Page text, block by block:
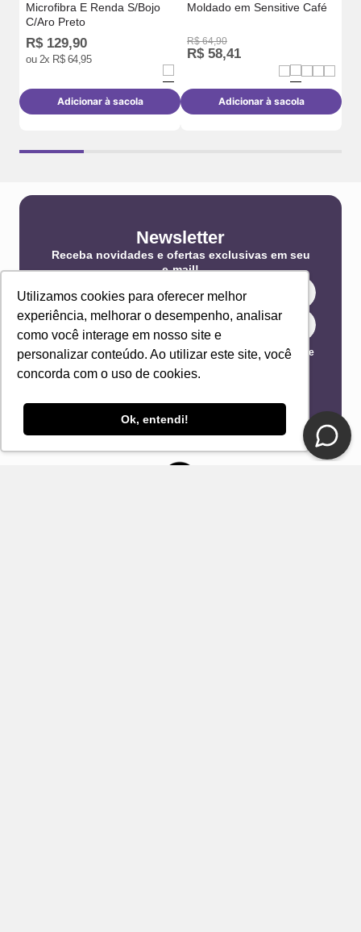
Utilizamos cookies para oferecer melhor
experiência, melhorar o desempenho, analisar
como você interage em nosso site e
personalizar conteúdo. Ao utilizar este site, você
concorda com o uso de cookies.
Ok, entendi!
Microfibra E Renda S/Bojo
C/Aro Preto
R$ 129,90
ou 2x R$ 64,95
Adicionar à sacola
Moldado em Sensitive Café
R$ 64,90
R$ 58,41
Adicionar à sacola
Newsletter
Receba novidades e ofertas exclusivas em seu
e-mail!
Eu concordo com os Termos & Condições e Política de